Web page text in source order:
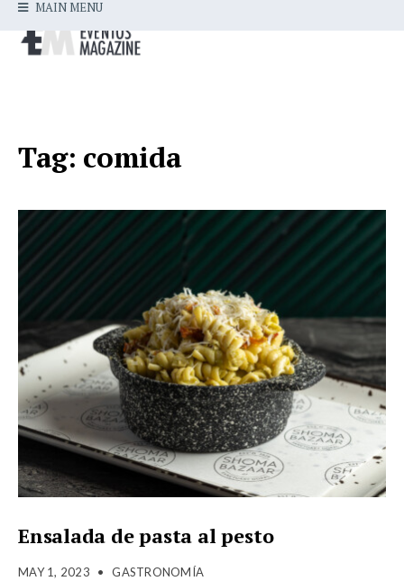
MAIN MENU
Tag: comida
Ensalada de pasta al pesto
MAY 1, 2023 • GASTRONOMÍA